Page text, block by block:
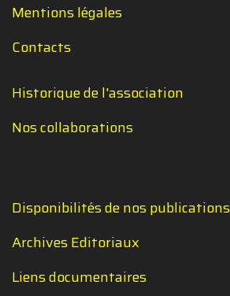
Mentions légales
Contacts
Historique de l'association
Nos collaborations
Disponibilités de nos publications
Archives Editoriaux
Liens documentaires